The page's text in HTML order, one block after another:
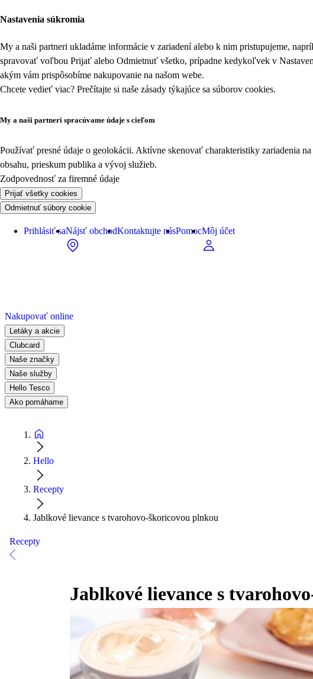
Nastavenia súkromia
My a naši partneri ukladáme informácie v zariadení alebo k nim pristupujeme,
spravovať voľbou Prijať alebo Odmietnuť všetko, prípadne kedykoľvek v
akým vám prispôsobíme nakupovanie na našom webe.
Chcete vedieť viac? Prečítajte si naše zásady týkajúce sa súborov cookies.
My a naši partneri spracúvame údaje s cieľom
Používať presné údaje o geolokácii. Aktívne skenovať charakteristiky zariadenia
obsahu, prieskum publika a vývoj služieb.
Zodpovednosť za firemné údaje
Prijať všetky cookies
Odmietnuť súbory cookie
Prihlásiť saNájsť obchodKontaktujte násPomocMôj účet
Nakupovať online
Letáky a akcie
Clubcard
Naše značky
Naše služby
Hello Tesco
Ako pomáhame
Hello
Recepty
Jablkové lievance s tvarohovo-škoricovou plnkou
Recepty
Jablkové lievance s